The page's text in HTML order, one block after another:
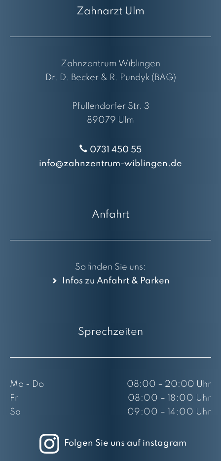
Zahnarzt Ulm
Zahnzentrum Wiblingen
Dr. D. Becker & R. Pundyk (BAG)
Pfullendorfer Str. 3
89079 Ulm
0731 450 55
info@zahnzentrum-wiblingen.de
Anfahrt
So finden Sie uns:
Infos zu Anfahrt & Parken
Sprechzeiten
Mo - Do
08:00 – 20:00 Uhr
Fr
08:00 – 18:00 Uhr
Sa
09:00 – 14:00 Uhr
Folgen Sie uns auf instagram